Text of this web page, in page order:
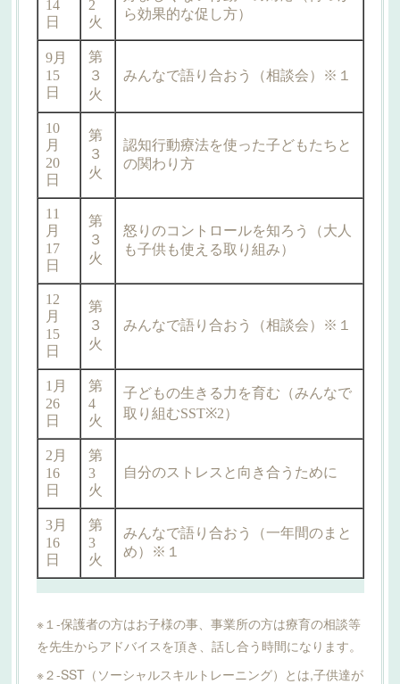
※１-保護者の方はお子様の事、事業所の方は療育の相談等
を先生からアドバイスを頂き、話し合う時間になります。
※２-SST（ソーシャルスキルトレーニング）とは,子供達が